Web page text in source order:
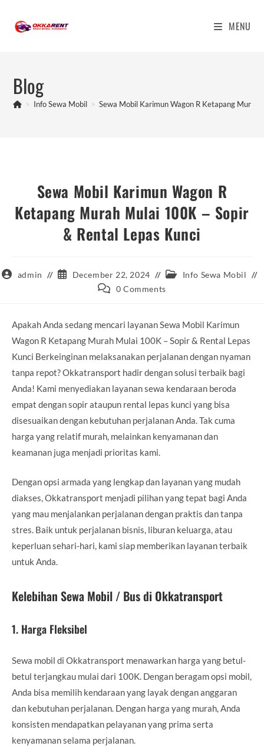
content
MENU
Blog
> Info Sewa Mobil > Sewa Mobil Karimun Wagon R Ketapang
Sewa Mobil Karimun Wagon R
Ketapang Murah Mulai 100K – Sopir
& Rental Lepas Kunci
Postadmin
Post
published:
December 22, 2024
Post Info Sewa Mobil
Post 0 Comments
Apakah Anda sedang mencari layanan Sewa Mobil Karimun
Wagon R Ketapang Murah Mulai 100K – Sopir & Rental Lepas
Kunci Berkeinginan melaksanakan perjalanan dengan nyaman
tanpa repot? Okkatransport hadir dengan solusi terbaik bagi
Anda! Kami menyediakan layanan sewa kendaraan beroda
empat dengan sopir ataupun rental lepas kunci yang bisa
disesuaikan dengan kebutuhan perjalanan Anda. Tak cuma
harga yang relatif murah, melainkan kenyamanan dan
keamanan juga menjadi prioritas kami.
Dengan opsi armada yang lengkap dan layanan yang mudah
diakses, Okkatransport menjadi pilihan yang tepat bagi Anda
yang mau menjalankan perjalanan dengan praktis dan tanpa
stres. Baik untuk perjalanan bisnis, liburan keluarga, atau
keperluan sehari-hari, kami siap memberikan layanan terbaik
untuk Anda.
Kelebihan Sewa Mobil / Bus di Okkatransport
1. Harga Fleksibel
Sewa mobil di Okkatransport menawarkan harga yang betul-
betul terjangkau mulai dari 100K. Dengan beragam opsi mobil,
Anda bisa memilih kendaraan yang layak dengan anggaran
dan kebutuhan perjalanan. Dengan harga yang murah, Anda
konsisten mendapatkan pelayanan yang prima serta
kenyamanan selama perjalanan.